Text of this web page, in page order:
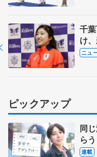
千
け
ニュ
ピックアップ
同
ら
と
連載